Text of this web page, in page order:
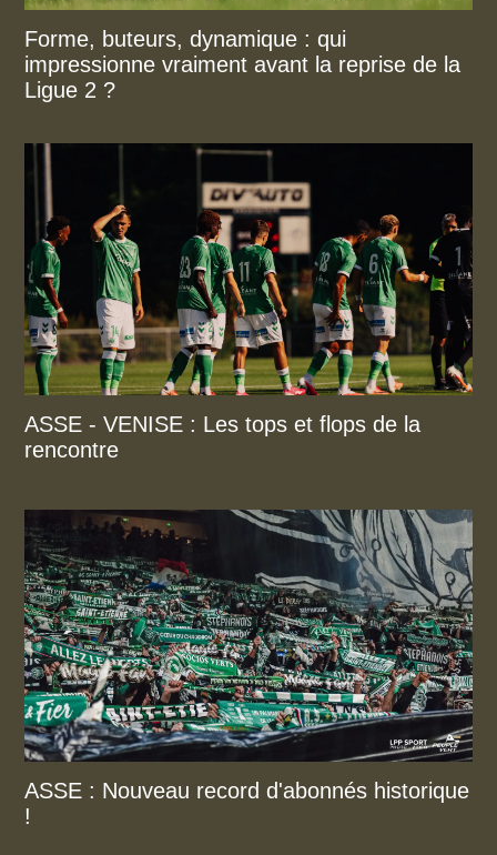
Forme, buteurs, dynamique : qui
impressionne vraiment avant la reprise de la
Ligue 2 ?
ASSE - VENISE : Les tops et flops de la
rencontre
ASSE : Nouveau record d'abonnés historique
!